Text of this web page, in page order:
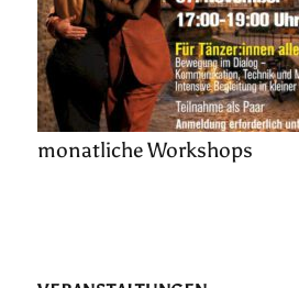
monatliche Workshops